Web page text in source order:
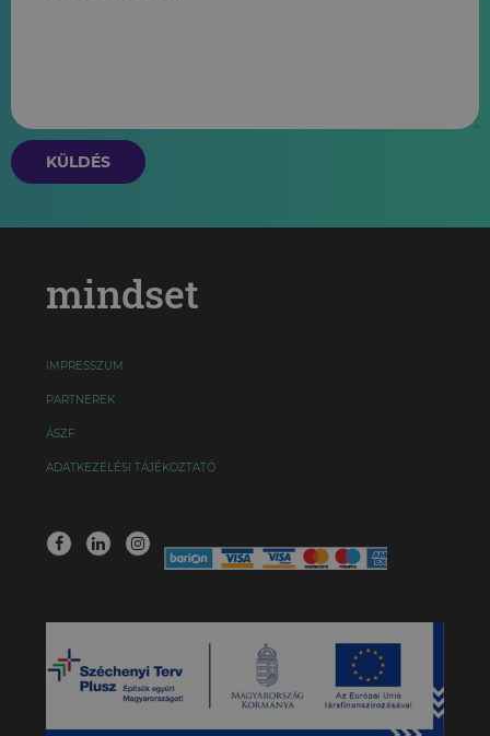
KÜLDÉS
mindset
IMPRESSZUM
PARTNEREK
ÁSZF
ADATKEZELÉSI TÁJÉKOZTATÓ